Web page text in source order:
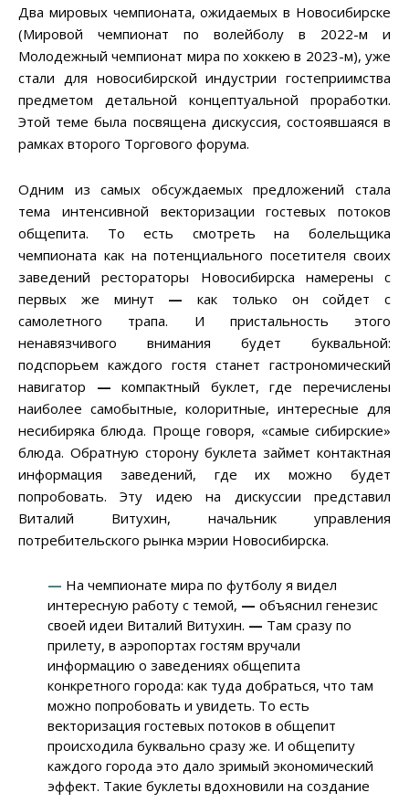
Два мировых чемпионата, ожидаемых в Новосибирске
(Мировой чемпионат по волейболу в 2022-м и
Молодежный чемпионат мира по хоккею в 2023-м), уже
стали для новосибирской индустрии гостеприимства
предметом детальной концептуальной проработки.
Этой теме была посвящена дискуссия, состоявшаяся в
рамках второго Торгового форума.
Одним из самых обсуждаемых предложений стала
тема интенсивной векторизации гостевых потоков
общепита. То есть смотреть на болельщика
чемпионата как на потенциального посетителя своих
заведений рестораторы Новосибирска намерены с
первых же минут — как только он сойдет с
самолетного трапа. И пристальность этого
ненавязчивого внимания будет буквальной:
подспорьем каждого гостя станет гастрономический
навигатор —компактный буклет, где перечислены
наиболее самобытные, колоритные, интересные для
несибиряка блюда. Проще говоря, «самые сибирские»
блюда. Обратную сторону буклета займет контактная
информация заведений, где их можно будет
попробовать. Эту идею на дискуссии представил
Виталий Витухин, начальник управления
потребительского рынка мэрии Новосибирска.
— На чемпионате мира по футболу я видел
интересную работу с темой, —объяснил генезис
своей идеи Виталий Витухин. — Там сразу по
прилету, в аэропортах гостям вручали
информацию о заведениях общепита
конкретного города: как туда добраться, что там
можно попробовать и увидеть. То есть
векторизация гостевых потоков в общепит
происходила буквально сразу же. И общепиту
каждого города это дало зримый экономический
эффект. Такие буклеты вдохновили на создание